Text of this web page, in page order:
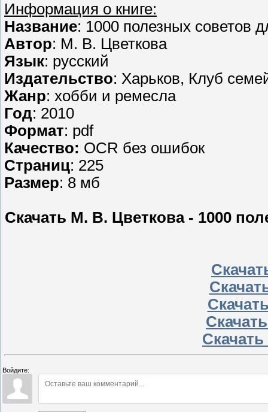
Информация о книге:
Название: 1000 полезных советов
Автор: М. В. Цветкова
Язык: русский
Издательство: Харьков, Клуб
Жанр: хобби и ремесла
Год: 2010
Формат: pdf
Качество: OCR без ошибок
Страниц: 225
Размер: 8 мб
Скачать М. В. Цветкова - 1000
Войдите: